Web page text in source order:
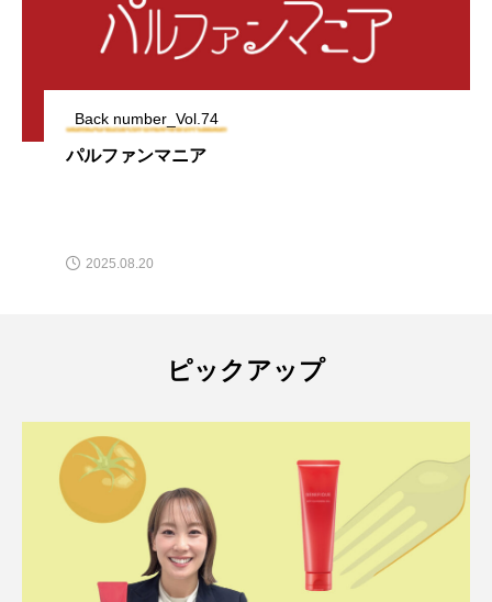
Back number_Vol.74
パルファンマニア
2025.08.20
ピックアップ